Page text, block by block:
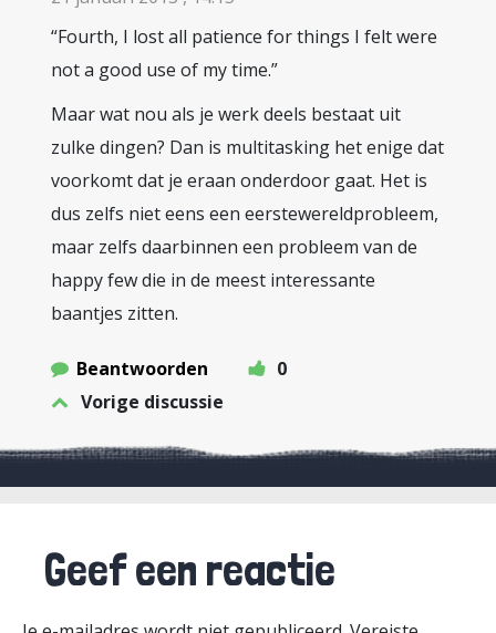
“Fourth, I lost all patience for things I felt were
not a good use of my time.”
Maar wat nou als je werk deels bestaat uit
zulke dingen? Dan is multitasking het enige dat
voorkomt dat je eraan onderdoor gaat. Het is
dus zelfs niet eens een eerstewereldprobleem,
maar zelfs daarbinnen een probleem van de
happy few die in de meest interessante
baantjes zitten.
Beantwoorden
0
Vorige discussie
Geef een reactie